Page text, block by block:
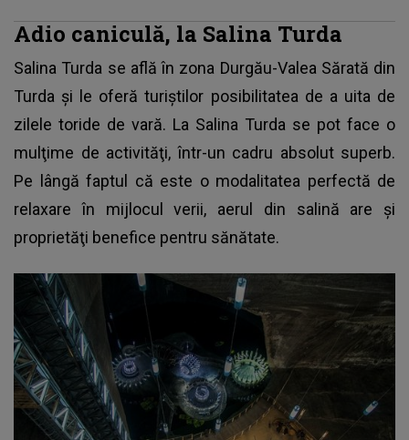
Adio caniculă, la Salina Turda
Salina Turda se află în zona Durgău-Valea Sărată din
Turda şi le oferă turiştilor posibilitatea de a uita de
zilele toride de vară. La Salina Turda se pot face o
mulţime de activităţi, într-un cadru absolut superb.
Pe lângă faptul că este o modalitatea perfectă de
relaxare în mijlocul verii, aerul din salină are şi
proprietăţi benefice pentru sănătate.